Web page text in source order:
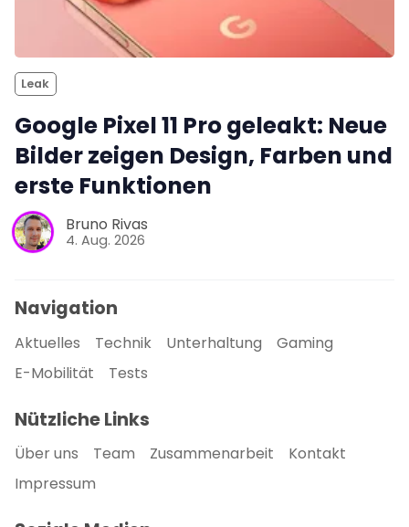
Leak
Google Pixel 11 Pro geleakt: Neue
Bilder zeigen Design, Farben und
erste Funktionen
Bruno Rivas
4. Aug. 2026
Navigation
Aktuelles Technik Unterhaltung
Gaming
E-Mobilität
Tests
Nützliche Links
Über uns Team Zusammenarbeit
Kontakt
Impressum